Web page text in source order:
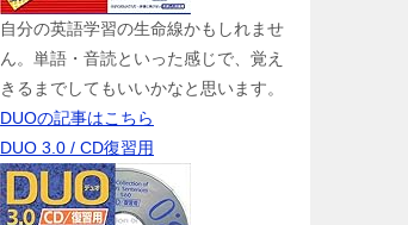
自分の英語学習の生命線かもしれませ
ん。単語・音読といった感じで、覚え
きるまでしてもいいかなと思います。
DUOの記事はこちら
DUO 3.0 / CD復習用